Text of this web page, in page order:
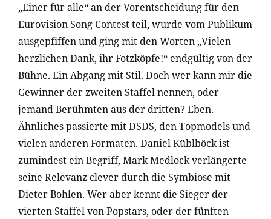
„Einer für alle“ an der Vorentscheidung für den
Eurovision Song Contest teil, wurde vom Publikum
ausgepfiffen und ging mit den Worten „Vielen
herzlichen Dank, ihr Fotzköpfe!“ endgültig von der
Bühne. Ein Abgang mit Stil. Doch wer kann mir die
Gewinner der zweiten Staffel nennen, oder
jemand Berühmten aus der dritten? Eben.
Ähnliches passierte mit DSDS, den Topmodels und
vielen anderen Formaten. Daniel Küblböck ist
zumindest ein Begriff, Mark Medlock verlängerte
seine Relevanz clever durch die Symbiose mit
Dieter Bohlen. Wer aber kennt die Sieger der
vierten Staffel von Popstars, oder der fünften